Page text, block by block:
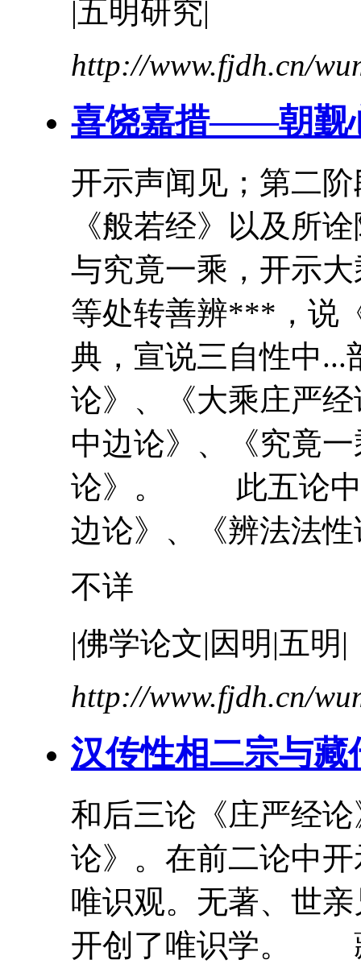
|五明研究|
http://www.fjdh.cn/
喜饶嘉措——朝觐
开示声闻见；第二
《般若经》以及所
与究竟一乘，开示大
等处转善辨***，说
典，宣说三自性中...
论》、《大乘庄严
中边论》、《究竟
论》。 此五论中
边论》、《辨法法
不详
|佛学论文|因明|五明|
http://www.fjdh.cn/
汉传性相二宗与
和后三论《庄严经
论》。在前二论中
唯识观。无著、世
开创了唯识学。